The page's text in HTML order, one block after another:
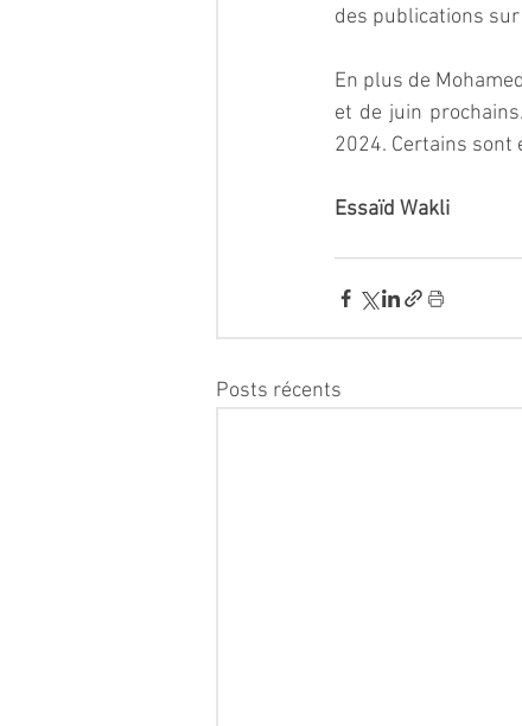
des publications sur
En plus de
et de juin
2024. Certains sont
Essaïd Wakli
Posts récents